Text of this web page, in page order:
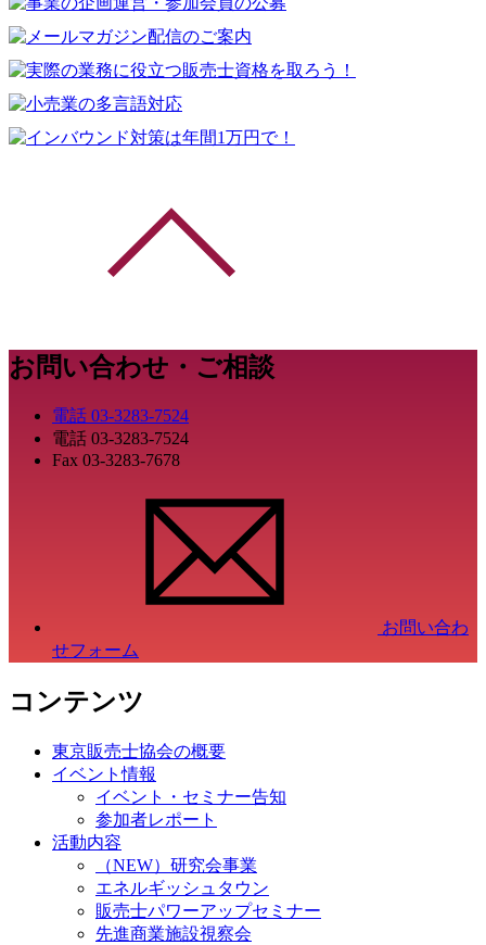
お問い合わせ・ご相談
電話 03-3283-7524
電話 03-3283-7524
Fax 03-3283-7678
お問い合わ
せフォーム
コンテンツ
東京販売士協会の概要
イベント情報
イベント・セミナー告知
参加者レポート
活動内容
（NEW）研究会事業
エネルギッシュタウン
販売士パワーアップセミナー
先進商業施設視察会